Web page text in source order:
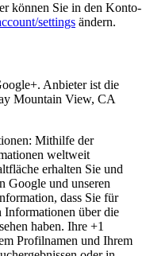
können Sie in den Konto-
settings ändern.
Anbieter ist die
Mountain View, CA
Mithilfe der
weltweit
erhalten Sie und
Google und unseren
dass Sie für
Informationen über die
haben. Ihre +1
Profilnamen und Ihrem